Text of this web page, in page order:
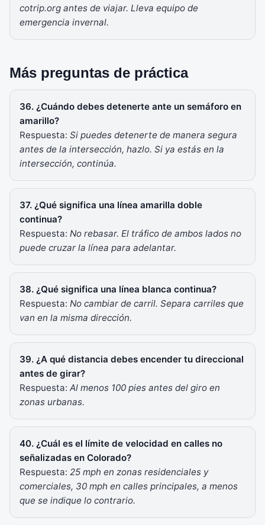
cotrip.org antes de viajar. Lleva equipo de
emergencia invernal.
Más preguntas de práctica
36. ¿Cuándo debes detenerte ante un semáforo en
amarillo?
Respuesta: Si puedes detenerte de manera segura
antes de la intersección, hazlo. Si ya estás en la
intersección, continúa.
37. ¿Qué significa una línea amarilla doble
continua?
Respuesta: No rebasar. El tráfico de ambos lados no
puede cruzar la línea para adelantar.
38. ¿Qué significa una línea blanca continua?
Respuesta: No cambiar de carril. Separa carriles que
van en la misma dirección.
39. ¿A qué distancia debes encender tu direccional
antes de girar?
Respuesta: Al menos 100 pies antes del giro en
zonas urbanas.
40. ¿Cuál es el límite de velocidad en calles no
señalizadas en Colorado?
Respuesta: 25 mph en zonas residenciales y
comerciales, 30 mph en calles principales, a menos
que se indique lo contrario.